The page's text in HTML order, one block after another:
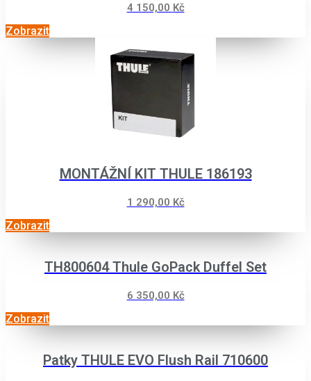
4 150,00 Kč
Zobrazit
MONTÁŽNÍ KIT THULE 186193
1 290,00 Kč
Zobrazit
TH800604 Thule GoPack Duffel Set
6 350,00 Kč
Zobrazit
Patky THULE EVO Flush Rail 710600